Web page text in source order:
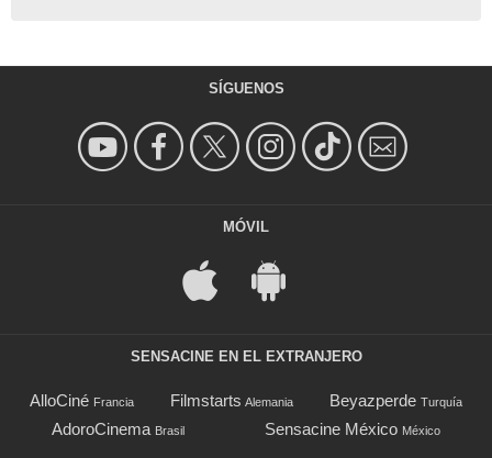
SÍGUENOS
MÓVIL
SENSACINE EN EL EXTRANJERO
AlloCiné Francia Filmstarts Alemania Beyazperde Turquía
AdoroCinema Brasil Sensacine México México